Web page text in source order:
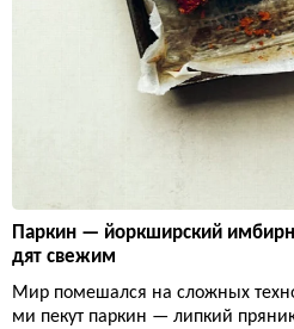
Паркин — йоркширский
дят свежим
Мир помешался на сложных
ми пекут паркин — липкий